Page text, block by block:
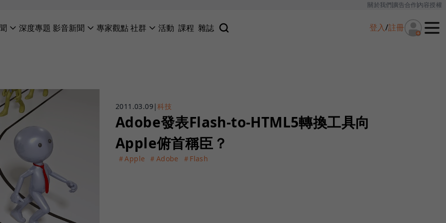
關於我們廣告合作內容授權
深度專題 影音新聞 專家觀點社群 活動 課程 雜誌 登入/註冊
2011.03.09 |科技
Adobe發表Flash-to-HTML5轉換工具向
Apple俯首稱臣？
＃Apple ＃Adobe ＃Flash